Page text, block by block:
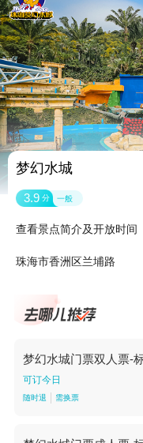
梦幻水城
3.9 分 一般
查看景点简介及开放时间
珠海市香洲区兰埔路
梦幻水城门票双人票-
可订今日
随时退 需换票
